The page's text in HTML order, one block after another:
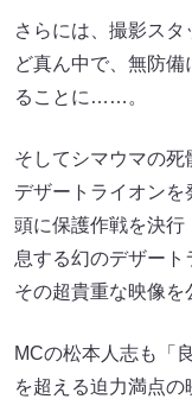
さらには、撮影ス
ど真ん中で、無防
ることに……。
そしてシマウマの
デザートライオン
頭に保護作戦を決
息する幻のデザート
その超貴重な映像を
MCの松本人志も「
を超える迫力満点の